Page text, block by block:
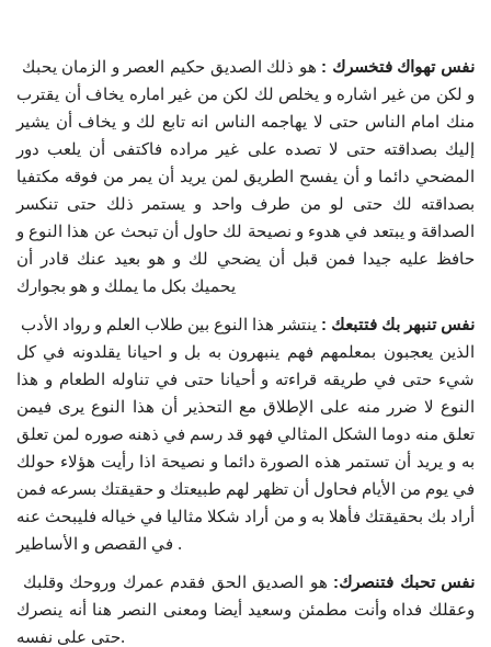
وثائق
الفيديوهات
الرعاة
الشركاء
Gallery
لغة
Swahili español
French Arabic
نفس تهواك فتخسرك : هو ذلك الصديق حكيم العصر و الزمان يحبك
و لكن من غير اشاره و يخلص لك لكن من غير اماره يخاف أن يقترب
منك امام الناس حتى لا يهاجمه الناس انه تابع لك و يخاف أن يشير
إليك بصداقته حتى لا تصده على غير مراده فاكتفى أن يلعب دور
المضحي دائما و أن يفسح الطريق لمن يريد أن يمر من فوقه مكتفيا
بصداقته لك حتى لو من طرف واحد و يستمر ذلك حتى تنكسر
الصداقة و يبتعد في هدوء و نصيحة لك حاول أن تبحث عن هذا النوع و
حافظ عليه جيدا فمن قبل أن يضحي لك و هو بعيد عنك قادر أن
يحميك بكل ما يملك و هو بجوارك
نفس تنبهر بك فتتبعك : ينتشر هذا النوع بين طلاب العلم و رواد الأدب
الذين يعجبون بمعلمهم فهم ينبهرون به بل و احيانا يقلدونه في كل
شيء حتى في طريقه قراءته و أحيانا حتى في تناوله الطعام و هذا
النوع لا ضرر منه على الإطلاق مع التحذير أن هذا النوع يرى فيمن
تعلق منه دوما الشكل المثالي فهو قد رسم في ذهنه صوره لمن تعلق
به و يريد أن تستمر هذه الصورة دائما و نصيحة اذا رأيت هؤلاء حولك
في يوم من الأيام فحاول أن تظهر لهم طبيعتك و حقيقتك بسرعه فمن
أراد بك بحقيقتك فأهلا به و من أراد شكلا مثاليا في خياله فليبحث عنه
في القصص و الأساطير .
نفس تحبك فتنصرك: هو الصديق الحق فقدم عمرك وروحك وقلبك
وعقلك فداه وأنت مطمئن وسعيد أيضا ومعنى النصر هنا أنه ينصرك
حتى على نفسه.